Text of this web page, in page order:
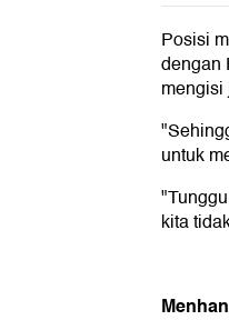
Posisi
dengan
untuk
kita